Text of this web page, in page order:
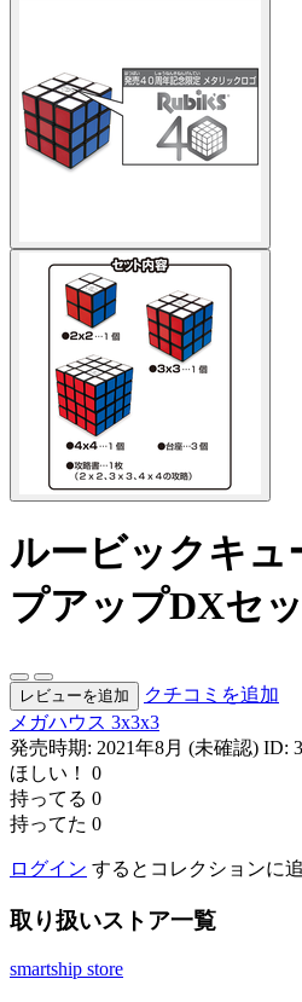
ルービックキュ
プアップDXセ
レビューを追加
クチコミを追加
メガハウス 3x3x3
発売時期: 2021年8月 (未確認) ID:
ほしい！
0
持ってる 0
持ってた 0
ログイン するとコレクションに
取り扱いストア一覧
smartship store